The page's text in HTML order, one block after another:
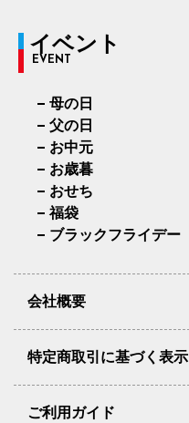
イベント
EVENT
母の日
父の日
お中元
お歳暮
おせち
福袋
ブラックフライデー
会社概要
特定商取引に基づく表示
ご利用ガイド